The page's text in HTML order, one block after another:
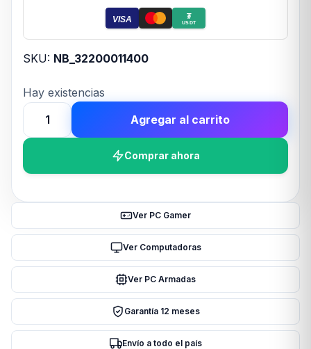
VISA ₮
USDT
SKU: NB_32200011400
Hay existencias
WEBCAM
GENIUS
-
TAPA
WINDOWS
cantidad
Agregar al carrito
Comprar ahora
Ver PC Gamer
Ver Computadoras
Ver PC Armadas
Garantía 12 meses
Envío a todo el país